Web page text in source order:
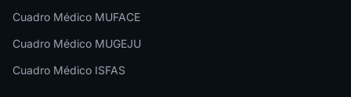
Lleida
Lugo
Cuadro Médico MUFACE
Cuadro Médico MUGEJU
Cuadro Médico ISFAS